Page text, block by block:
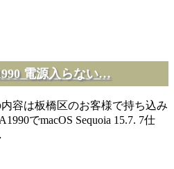
電源入らない…
容は板橋区のお客様で持ち込み
でmacOS Sequoia 15.7. 7仕